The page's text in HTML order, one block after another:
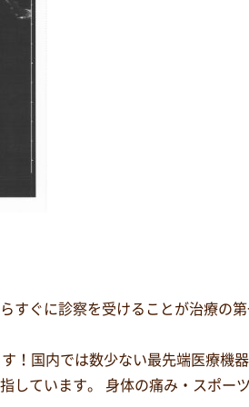
すぐに診察を受けることが治療の第
！国内では数少ない最先端医療機器
しています。 身体の痛み・スポー